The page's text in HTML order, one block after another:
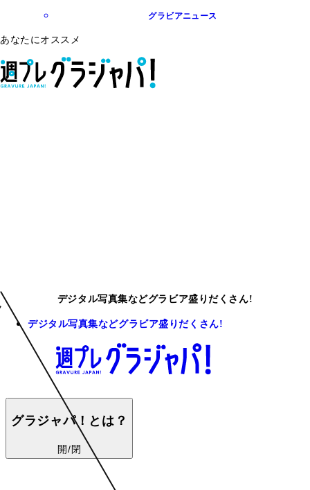
グラビアニュース
あなたにオススメ
デジタル写真集などグラビア盛りだくさん!
デジタル写真集などグラビア盛りだくさん!
グラジャパ！とは？
開/閉